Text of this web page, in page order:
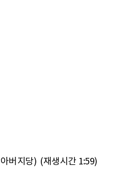
버지당) (재생시간 1:59)